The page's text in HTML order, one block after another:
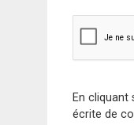
En
écrite de